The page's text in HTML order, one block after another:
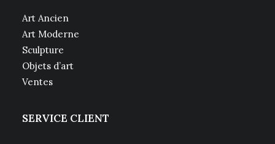
Art Ancien
Art Moderne
Sculpture
Objets d’art
Ventes
SERVICE CLIENT